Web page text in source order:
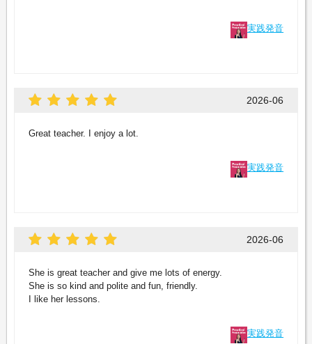
実践発音
2026-06
Great teacher. I enjoy a lot.
実践発音
2026-06
She is great teacher and give me lots of energy.
She is so kind and polite and fun, friendly.
I like her lessons.
実践発音